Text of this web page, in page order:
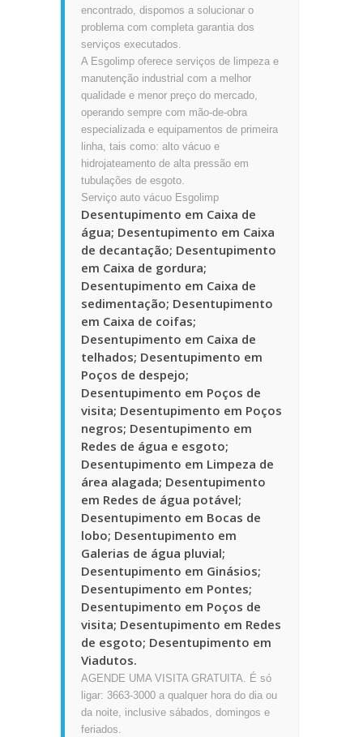
encontrado, dispomos a solucionar o
problema com completa garantia dos
serviços executados.
A Esgolimp oferece serviços de limpeza e
manutenção industrial com a melhor
qualidade e menor preço do mercado,
operando sempre com mão-de-obra
especializada e equipamentos de primeira
linha, tais como: alto vácuo e
hidrojateamento de alta pressão em
tubulações de esgoto.
Serviço auto vácuo Esgolimp
Desentupimento em Caixa de
água; Desentupimento em Caixa
de decantação; Desentupimento
em Caixa de gordura;
Desentupimento em Caixa de
sedimentação; Desentupimento
em Caixa de coifas;
Desentupimento em Caixa de
telhados; Desentupimento em
Poços de despejo;
Desentupimento em Poços de
visita; Desentupimento em Poços
negros; Desentupimento em
Redes de água e esgoto;
Desentupimento em Limpeza de
área alagada; Desentupimento
em Redes de água potável;
Desentupimento em Bocas de
lobo; Desentupimento em
Galerias de água pluvial;
Desentupimento em Ginásios;
Desentupimento em Pontes;
Desentupimento em Poços de
visita; Desentupimento em Redes
de esgoto; Desentupimento em
Viadutos.
AGENDE UMA VISITA GRATUITA. É só
ligar: 3663-3000 a qualquer hora do dia ou
da noite, inclusive sábados, domingos e
feriados.